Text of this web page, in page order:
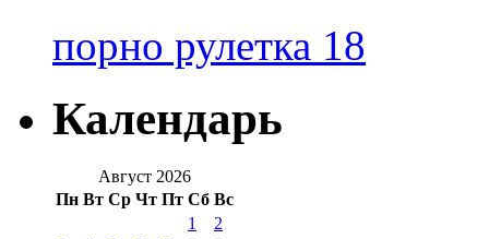
порно рулетка 18
Календарь
Август 2026
Пн Вт Ср Чт Пт Сб Вс
1
2